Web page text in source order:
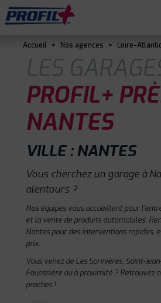
Accueil > Nos agences > Loire-
LES
PROFIL+
NANTES
VILLE : NANTES
Vous cherchez un garage à
alentours ?
Nos équipes vous accueillent pour
et la vente de produits automobiles.
Nantes pour des interventions rapides,
prix.
Vous venez de Les Sorinières, Saint-
Fouassière ou à proximité ? Retrouvez
proches !